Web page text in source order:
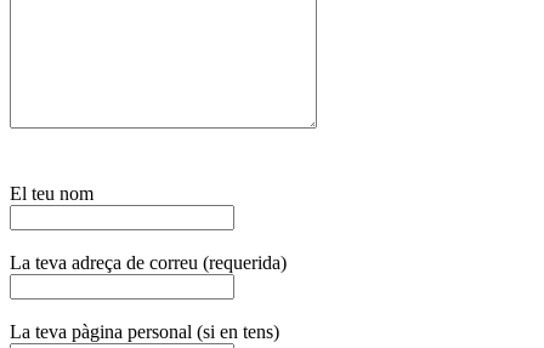
El teu nom
La teva adreça de correu (requerida)
La teva pàgina personal (si en tens)